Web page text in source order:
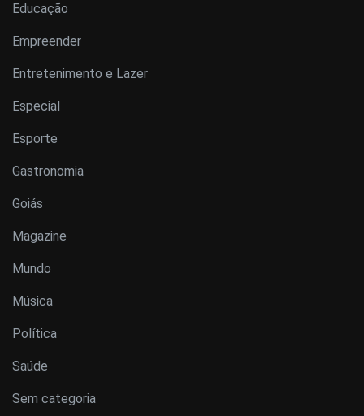
Educação
Empreender
Entretenimento e Lazer
Especial
Esporte
Gastronomia
Goiás
Magazine
Mundo
Música
Política
Saúde
Sem categoria